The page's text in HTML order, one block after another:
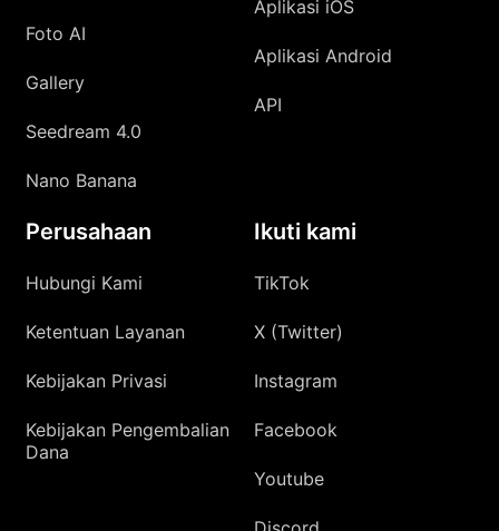
Foto AI
Gallery
Seedream 4.0
Nano Banana
Aplikasi iOS
Aplikasi Android
API
Perusahaan
Hubungi Kami
Ketentuan Layanan
Kebijakan Privasi
Kebijakan Pengembalian
Dana
Ikuti kami
TikTok
X (Twitter)
Instagram
Facebook
Youtube